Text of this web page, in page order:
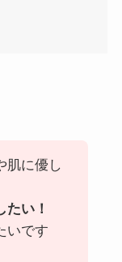
肌に優し
い！
いです